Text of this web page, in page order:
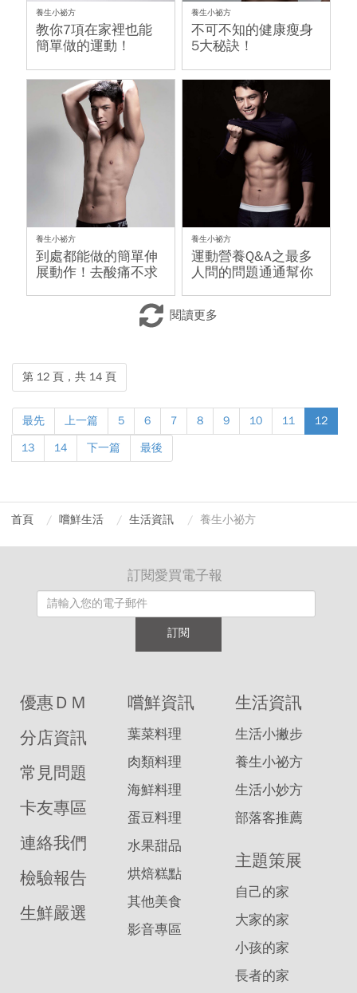
養生小祕方
教你7項在家裡也能
簡單做的運動！
養生小祕方
不可不知的健康瘦身
5大秘訣！
養生小祕方
到處都能做的簡單伸
展動作！去酸痛不求
養生小祕方
運動營養Q&A之最多
人問的問題通通幫你
閱讀更多
第 12 頁，共 14 頁
最先 上一篇 5 6 7 8 9 10 11
12
13
14 下一篇 最後
首頁 嚐鮮生活 生活資訊 養生小祕方
訂閱愛買電子報
訂閱
優惠ＤＭ
分店資訊
常見問題
卡友專區
連絡我們
檢驗報告
生鮮嚴選
嚐鮮資訊
葉菜料理
肉類料理
海鮮料理
蛋豆料理
水果甜品
烘焙糕點
其他美食
影音專區
生活資訊
生活小撇步
養生小祕方
生活小妙方
部落客推薦
主題策展
自己的家
大家的家
小孩的家
長者的家